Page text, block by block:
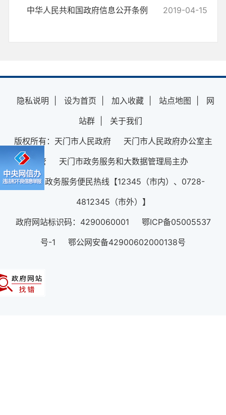
中华人民共和国政府信息公开条例 2019-04-15
隐私说明 设为首页 加入收藏 站点地图
网
站群
关于我们
版权所有：天门市人民政府 天门市人民政府办公室主
管 天门市政务服务和大数据管理局主办
12345政务服务便民热线【12345（市内）、0728-
4812345（市外）】
政府网站标识码：4290060001 鄂ICP备05005537
号-1 鄂公网安备42900602000138号